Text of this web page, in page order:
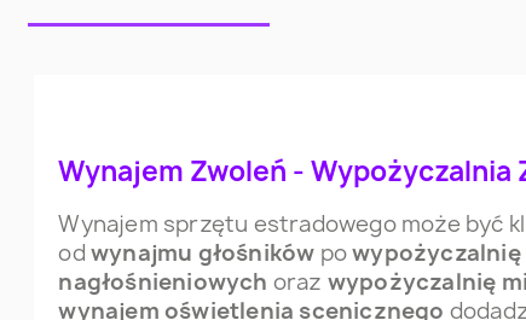
Wynajem Zwoleń - Wypożyczalnia
Wynajem sprzętu estradowego może być
odwynajmu głośników po
nagłośnieniowych oraz wypożyczalnię
wynajem oświetlenia scenicznego